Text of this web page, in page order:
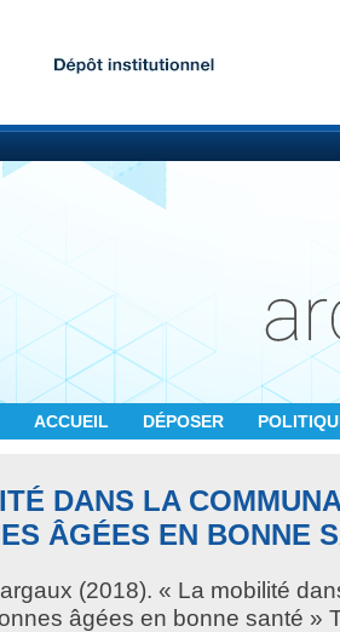
ACCUEIL DÉPOSER
DANS LA
ÂGÉES EN BONNE
(2018). « La mobilité
âgées en bonne santé »